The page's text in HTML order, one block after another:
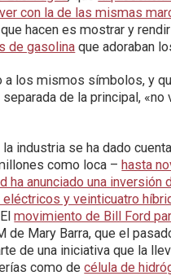
con la de las mismas
hacen es mostrar y
de gasolina que adoraban
los mismos símbolos, y
separada de la principal,
industria se ha dado
como loca –hasta
ha anunciado una
y veinticuatro
Elmovimiento de Bill Ford
Mary Barra, que el
de una iniciativa que la
como decélula de